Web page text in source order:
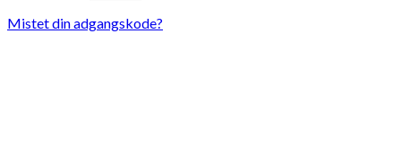
Mistet din adgangskode?